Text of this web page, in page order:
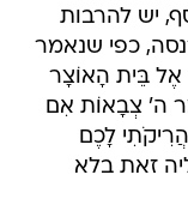
יש להרבות
כפי שנאמר
אֶל בֵּית הָאוֹצָר
ה' צְבָאוֹת אִם
לָכֶם
זאת בלא